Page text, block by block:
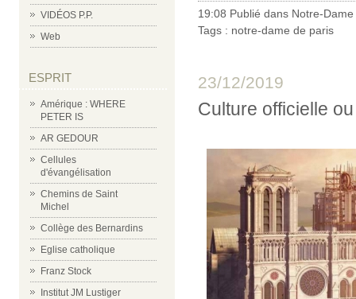
VIDÉOS P.P.
Web
ESPRIT
Amérique : WHERE
PETER IS
AR GEDOUR
Cellules
d'évangélisation
Chemins de Saint
Michel
Collège des Bernardins
Eglise catholique
Franz Stock
Institut JM Lustiger
19:08 Publié dans Notre-
Tags : notre-dame de paris
23/12/2019
Culture officielle